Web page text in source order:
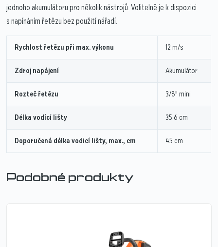
jednoho akumulátoru pro několik nástrojů. Volitelně je k dispozici
s napínáním řetězu bez použití nářadí.
Rychlost řetězu při max. výkonu 12 m/s
Zdroj napájení Akumulátor
Rozteč řetězu 3/8" mini
Délka vodící lišty 35.6 cm
Doporučená délka vodicí lišty, max., cm 45 cm
Podobné produkty